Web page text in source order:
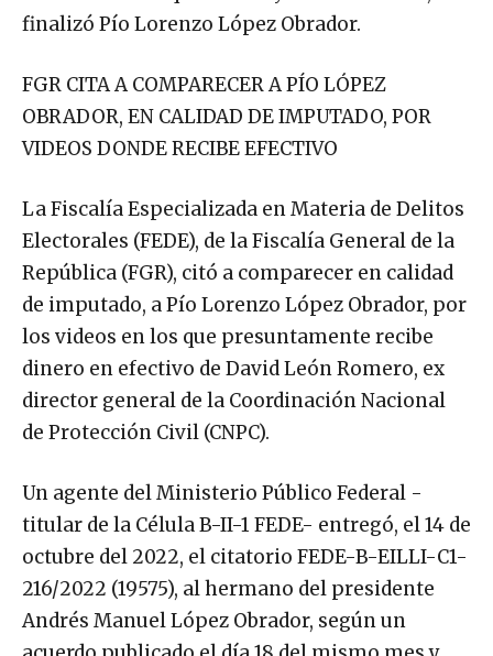
finalizó Pío Lorenzo López Obrador.
FGR CITA A COMPARECER A PÍO LÓPEZ
OBRADOR, EN CALIDAD DE IMPUTADO, POR
VIDEOS DONDE RECIBE EFECTIVO
La Fiscalía Especializada en Materia de Delitos
Electorales (FEDE), de la Fiscalía General de la
República (FGR), citó a comparecer en calidad
de imputado, a Pío Lorenzo López Obrador, por
los videos en los que presuntamente recibe
dinero en efectivo de David León Romero, ex
director general de la Coordinación Nacional
de Protección Civil (CNPC).
Un agente del Ministerio Público Federal -
titular de la Célula B-II-1 FEDE- entregó, el 14 de
octubre del 2022, el citatorio FEDE-B-EILLI-C1-
216/2022 (19575), al hermano del presidente
Andrés Manuel López Obrador, según un
acuerdo publicado el día 18 del mismo mes y